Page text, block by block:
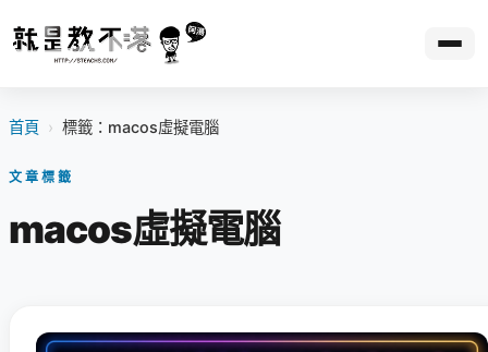
首頁 › 標籤：macos虛擬電腦
文章標籤
macos虛擬電腦